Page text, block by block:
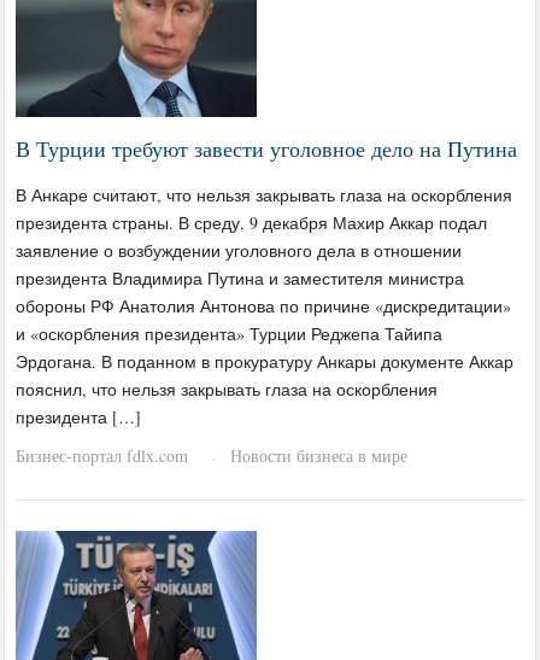
В Турции требуют завести уголовное дело на Путина
В Анкаре считают, что нельзя закрывать глаза на оскорбления
президента страны. В среду, 9 декабря Махир Аккар подал
заявление о возбуждении уголовного дела в отношении
президента Владимира Путина и заместителя министра
обороны РФ Анатолия Антонова по причине «дискредитации»
и «оскорбления президента» Турции Реджепа Тайипа
Эрдогана. В поданном в прокуратуру Анкары документе Аккар
пояснил, что нельзя закрывать глаза на оскорбления
президента […]
Бизнес-портал fdlx.com
· Новости бизнеса в мире